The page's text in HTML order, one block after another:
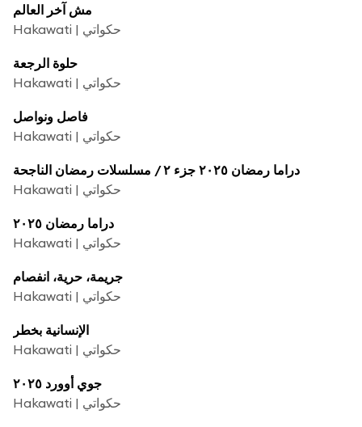
مش آخر العالم
Hakawati | حكواتي
حلوة الرجعة
Hakawati | حكواتي
فاصل ونواصل
Hakawati | حكواتي
دراما رمضان ٢٠٢٥ جزء ٢ / مسلسلات رمضان الناجحة
Hakawati | حكواتي
دراما رمضان ٢٠٢٥
Hakawati | حكواتي
جريمة، حرية، انفصام
Hakawati | حكواتي
الإنسانية بخطر
Hakawati | حكواتي
جوي أوورد ٢٠٢٥
Hakawati | حكواتي